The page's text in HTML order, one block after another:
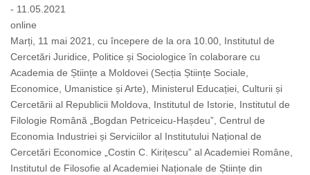
- 11.05.2021
online
Marți, 11 mai 2021, cu începere de la ora 10.00, Institutul de
Cercetări Juridice, Politice și Sociologice în colaborare cu
Academia de Științe a Moldovei (Secția Științe Sociale,
Economice, Umanistice și Arte), Ministerul Educației, Culturii și
Cercetării al Republicii Moldova, Institutul de Istorie, Institutul de
Filologie Română „Bogdan Petriceicu-Hașdeu”, Centrul de
Economia Industriei și Serviciilor al Institutului Național de
Cercetări Economice „Costin C. Kirițescu” al Academiei Române,
Institutul de Filosofie al Academiei Naționale de Științe din